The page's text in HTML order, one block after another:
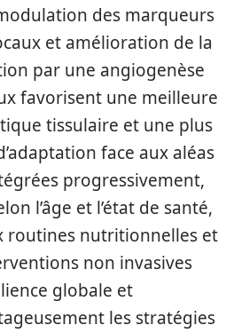
des marqueurs
et amélioration de la
par une angiogenèse
favorisent une meilleure
tissulaire et une plus
face aux aléas
progressivement,
l’âge et l’état de santé,
routines nutritionnelles et
non invasives
globale et
les stratégies